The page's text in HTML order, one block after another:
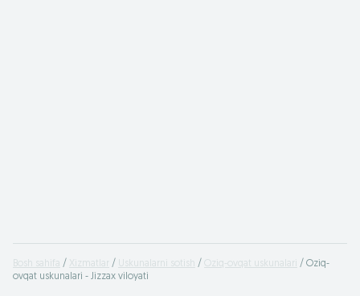
Bosh sahifa Xizmatlar Uskunalarni sotish Oziq-ovqat uskunalari
Oziq-
ovqat uskunalari - Jizzax viloyati